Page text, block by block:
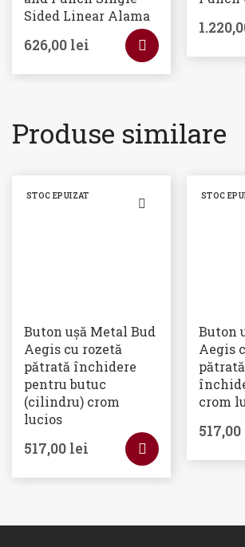
Sided Linear Alama
626,00 lei
Produse similare
STOC EPUIZAT
Buton ușă Metal Bud
Aegis cu rozetă
pătrată închidere
pentru butuc
(cilindru) crom
lucios
517,00 lei
STOC
Buton
Aegis
crom
517,00